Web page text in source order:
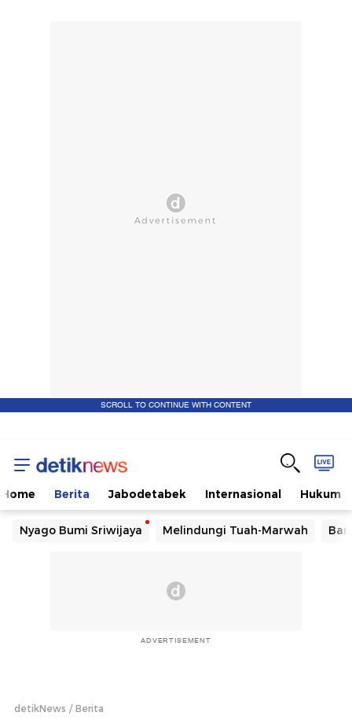
SCROLL TO CONTINUE WITH CONTENT
Home Berita Jabodetabek Internasional Hukum
Nyago Bumi Sriwijaya Melindungi Tuah-Marwah
ADVERTISEMENT
detikNews Berita